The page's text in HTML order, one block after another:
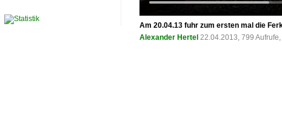
Am 20.04.13 fuhr zum ersten mal die
Alexander Hertel 22.04.2013, 799